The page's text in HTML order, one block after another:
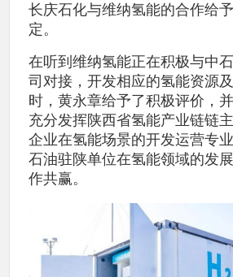
长庆石化与维纳氢能的合作给
定。
在听到维纳氢能正在积极与中
司对接，开发相应的氢能资源
时，黄永章给予了积极评价，
充分发挥陕西省氢能产业链链
企业在氢能场景的开发运营专
石油驻陕单位在氢能领域的发
作共赢。